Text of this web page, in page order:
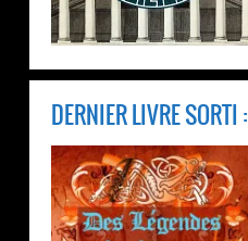
DERNIER LIVRE SORTI :